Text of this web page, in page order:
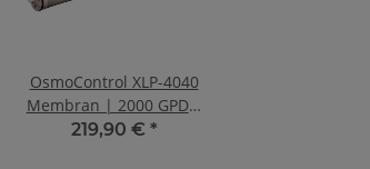
OsmoControl XLP-4040
Membran | 2000 GPD |
7.6 m³/d | 98%
219,90 € *